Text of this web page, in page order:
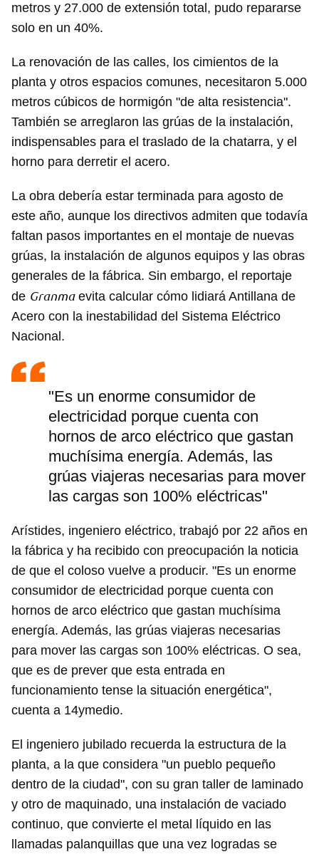
metros y 27.000 de extensión total, pudo repararse
solo en un 40%.
La renovación de las calles, los cimientos de la
planta y otros espacios comunes, necesitaron 5.000
metros cúbicos de hormigón "de alta resistencia".
También se arreglaron las grúas de la instalación,
indispensables para el traslado de la chatarra, y el
horno para derretir el acero.
La obra debería estar terminada para agosto de
este año, aunque los directivos admiten que todavía
faltan pasos importantes en el montaje de nuevas
grúas, la instalación de algunos equipos y las obras
generales de la fábrica. Sin embargo, el reportaje
de Granmaevita calcular cómo lidiará Antillana de
Acero con la inestabilidad del Sistema Eléctrico
Nacional.
"Es un enorme consumidor de
electricidad porque cuenta con
hornos de arco eléctrico que gastan
muchísima energía. Además, las
grúas viajeras necesarias para mover
las cargas son 100% eléctricas"
Arístides, ingeniero eléctrico, trabajó por 22 años en
la fábrica y ha recibido con preocupación la noticia
de que el coloso vuelve a producir. "Es un enorme
consumidor de electricidad porque cuenta con
hornos de arco eléctrico que gastan muchísima
energía. Además, las grúas viajeras necesarias
para mover las cargas son 100% eléctricas. O sea,
que es de prever que esta entrada en
funcionamiento tense la situación energética",
cuenta a 14ymedio.
El ingeniero jubilado recuerda la estructura de la
planta, a la que considera "un pueblo pequeño
dentro de la ciudad", con su gran taller de laminado
y otro de maquinado, una instalación de vaciado
continuo, que convierte el metal líquido en las
llamadas palanquillas que una vez logradas se